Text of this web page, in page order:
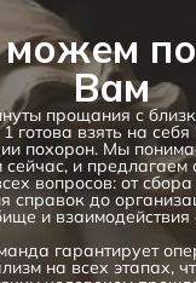
Вам
прощания с
готова взять на себя
похорон. Мы
сейчас, и
вопросов: от
справок до
и взаимодействия
гарантирует
на всех этапах,